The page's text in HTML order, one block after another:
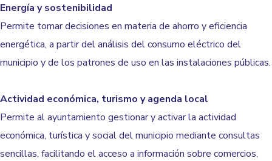
Energía y sostenibilidad
Permite tomar decisiones en materia de ahorro y eficiencia
energética, a partir del análisis del consumo eléctrico del
municipio y de los patrones de uso en las instalaciones públicas.
Actividad económica, turismo y agenda local
Permite al ayuntamiento gestionar y activar la actividad
económica, turística y social del municipio mediante consultas
sencillas, facilitando el acceso a información sobre comercios,